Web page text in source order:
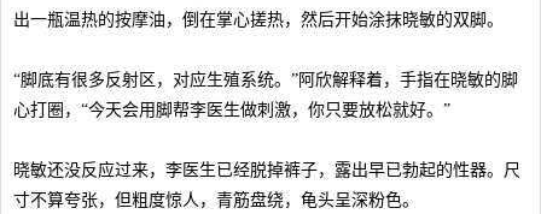
出一瓶温热的按摩油，倒在掌心搓热，然后开始涂抹晓敏的双脚。
“脚底有很多反射区，对应生殖系统。”阿欣解释着，手指在晓敏的脚
心打圈，“今天会用脚帮李医生做刺激，你只要放松就好。”
晓敏还没反应过来，李医生已经脱掉裤子，露出早已勃起的性器。尺
寸不算夸张，但粗度惊人，青筋盘绕，龟头呈深粉色。